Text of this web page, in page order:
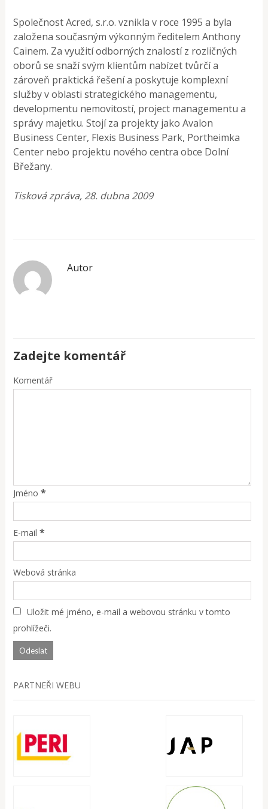
Společnost Acred, s.r.o. vznikla v roce 1995 a byla
založena současným výkonným ředitelem Anthony
Cainem. Za využití odborných znalostí z rozličných
oborů se snaží svým klientům nabízet tvůrčí a
zároveň praktická řešení a poskytuje komplexní
služby v oblasti strategického managementu,
developmentu nemovitostí, project managementu a
správy majetku. Stojí za projekty jako Avalon
Business Center, Flexis Business Park, Portheimka
Center nebo projektu nového centra obce Dolní
Břežany.
Tisková zpráva, 28. dubna 2009
Autor
Zadejte komentář
Komentář
Jméno *
E-mail *
Webová stránka
Uložit mé jméno, e-mail a webovou stránku v tomto
prohlížeči.
PARTNEŘI WEBU